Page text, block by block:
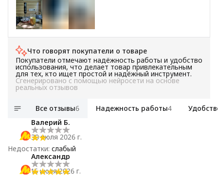
3 звезды
2 звезды
1 звезда
Что говорят покупатели о товаре
Покупатели отмечают надёжность работы и удобство
использования, что делает товар привлекательным
для тех, кто ищет простой и надёжный инструмент.
Сгенерировано с помощью нейросети на основе
реальных отзывов
Все отзывы6 Надежность работы4
Валерий Б.
30 июля 2026 г.
Недостатки: слабый
Александр
16 июля 2026 г.